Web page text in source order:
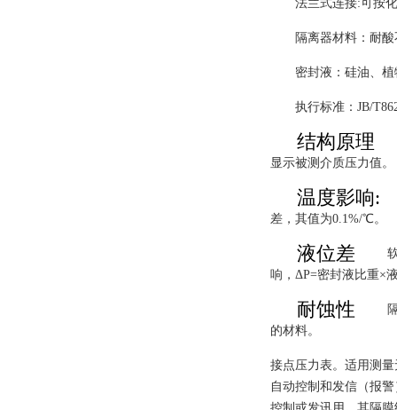
法兰式连接:可按
隔离器材料：耐
密封液：硅油、植
执行标准：JB/
结构原理
显示被测介质压力值。
温度影响:
差，其值为0.1%/℃。
液位差
响，ΔP=密封液比重×
耐蚀性
的材料。
接点压力表。适用测
自动控制和发信（报